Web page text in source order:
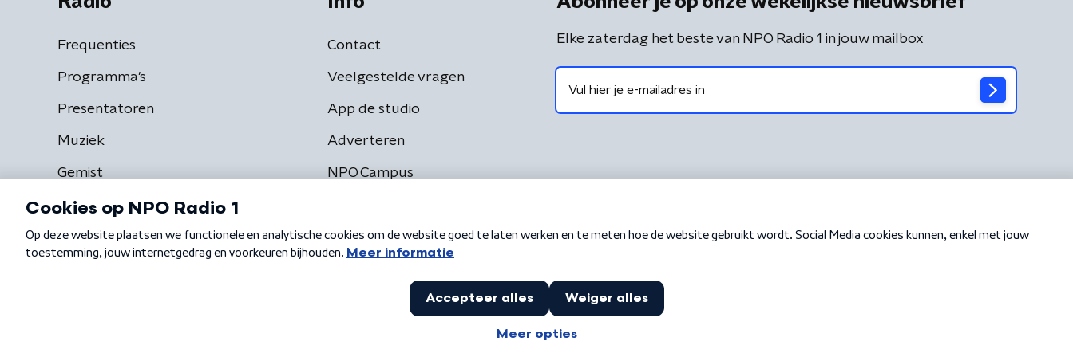
Frequenties
Programma's
Presentatoren
Muziek
Gemist
Contact
Veelgestelde vragen
App de studio
Adverteren
NPO Campus
Elke zaterdag het beste van NPO Radio 1 in jouw mailbox
Algemene voorwaarden Privacybeleid